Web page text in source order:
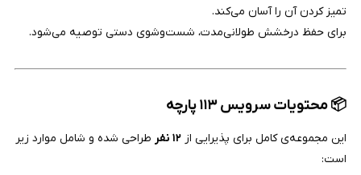
تمیز کردن آن را آسان می‌کند.
برای حفظ درخشش طولانی‌مدت، شست‌وشوی دستی توصیه می‌شود.
📦 محتویات سرویس ۱۱۳ پارچه
این مجموعه‌ی کامل برای پذیرایی از ۱۲ نفر
طراحی شده و شامل موارد زیر
است: